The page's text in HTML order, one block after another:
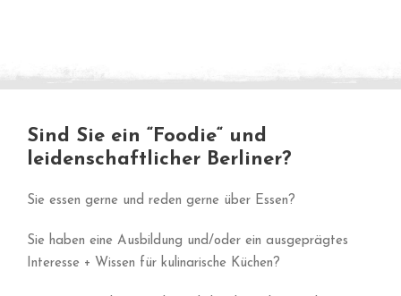
Sind Sie ein “Foodie“ und
leidenschaftlicher Berliner?
Sie essen gerne und reden gerne über Essen?
Sie haben eine Ausbildung und/oder ein ausgeprägtes
Interesse + Wissen für kulinarische Küchen?